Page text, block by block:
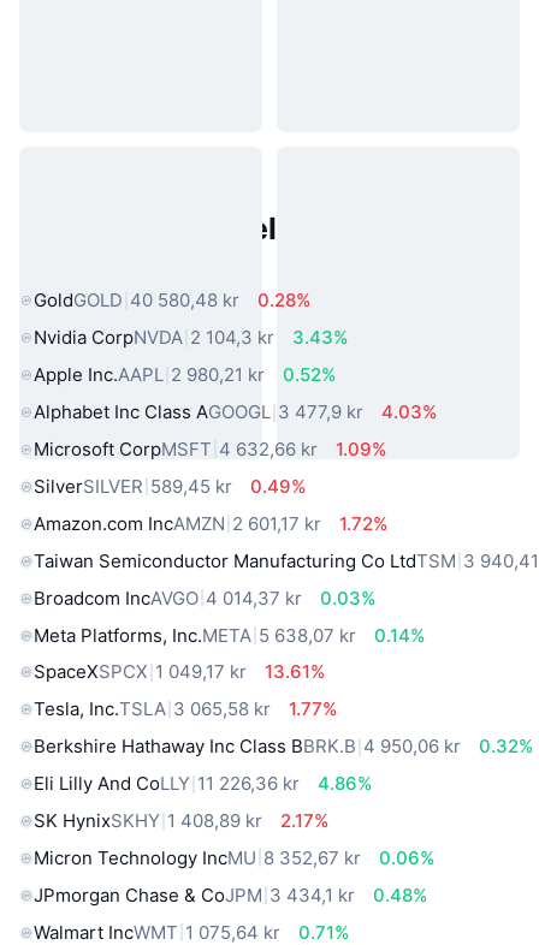
Populære eiendeler fra den
GoldGOLD 40 580,48 kr
0.28%
Nvidia CorpNVDA 2 104,3 kr
3.43%
Apple Inc.AAPL 2 980,21 kr
0.52%
Alphabet Inc Class AGOOGL 3 477,9 kr
4.03%
Microsoft CorpMSFT 4 632,66 kr
1.09%
SilverSILVER 589,45 kr
0.49%
Amazon.com IncAMZN 2 601,17 kr
1.72%
Taiwan Semiconductor Manufacturing Co LtdTSM 3
Broadcom IncAVGO 4 014,37 kr
0.03%
Meta Platforms, Inc.META 5 638,07 kr
0.14%
SpaceXSPCX 1 049,17 kr
13.61%
Tesla, Inc.TSLA 3 065,58 kr
1.77%
Berkshire Hathaway Inc Class BBRK.B 4 950,06 kr
0.32%
Eli Lilly And CoLLY 11 226,36 kr
4.86%
SK HynixSKHY 1 408,89 kr
2.17%
Micron Technology IncMU 8 352,67 kr
0.06%
JPmorgan Chase & CoJPM 3 434,1 kr
0.48%
Walmart IncWMT 1 075,64 kr 0.71%